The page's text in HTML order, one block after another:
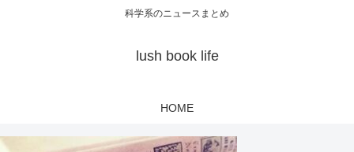
科学系のニュースまとめ
lush book life
HOME